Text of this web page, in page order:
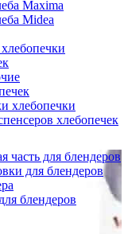
Maxima
Midea
хлебопечки
хлебопечек
часть для блендеров
для блендеров
блендеров